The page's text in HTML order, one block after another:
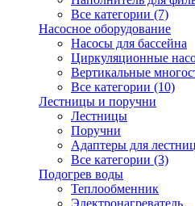
Все категории (7)
Насосное оборудование
Насосы для бассейна
Циркуляционные
Вертикальные
Все категории (10)
Лестницы и поручни
Лестницы
Поручни
Адаптеры для лестниц
Все категории (3)
Подогрев воды
Теплообменник
Электронагреватель